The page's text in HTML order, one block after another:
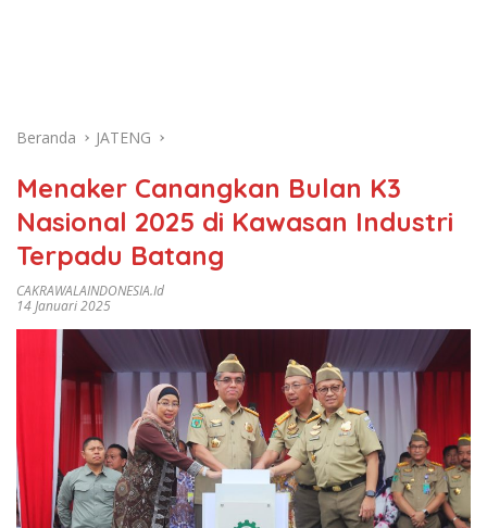
Beranda JATENG
Menaker Canangkan Bulan K3
Nasional 2025 di Kawasan Industri
Terpadu Batang
CAKRAWALAINDONESIA.id
14 Januari 2025